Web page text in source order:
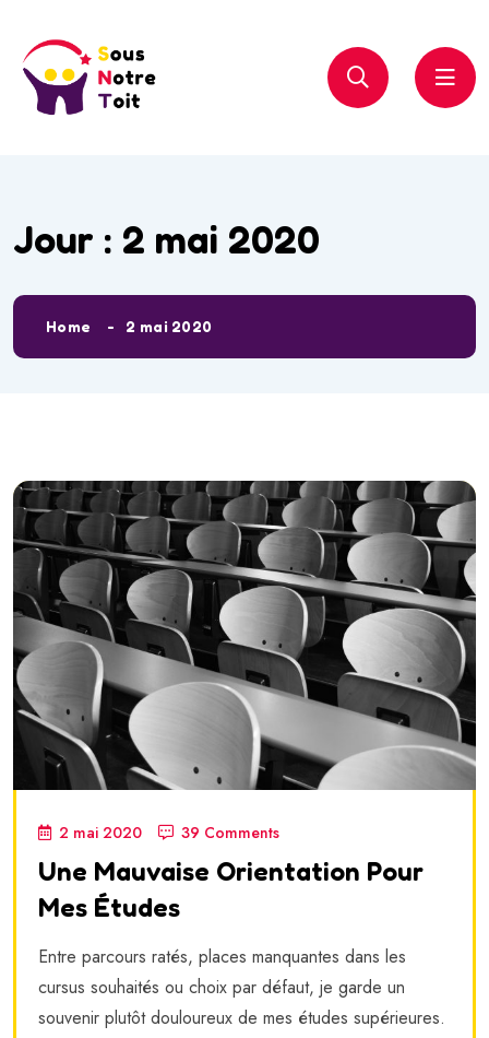
Jour : 2 mai 2020
Home 2 mai 2020
2 mai 2020 39 Comments
Une Mauvaise Orientation Pour
Mes Études
Entre parcours ratés, places manquantes dans les
cursus souhaités ou choix par défaut, je garde un
souvenir plutôt douloureux de mes études supérieures.